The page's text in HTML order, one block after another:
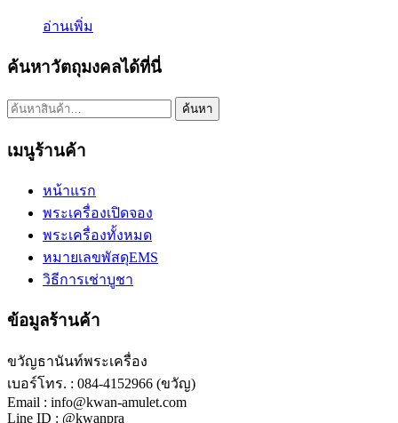
อ่านเพิ่ม
ค้นหาวัตถุมงคลได้ที่นี่
ค้นหา: ค้นหา
เมนูร้านค้า
หน้าแรก
พระเครื่องเปิดจอง
พระเครื่องทั้งหมด
หมายเลขพัสดุEMS
วิธีการเช่าบูชา
ข้อมูลร้านค้า
ขวัญธานันท์พระเครื่อง
เบอร์โทร. : 084-4152966 (ขวัญ)
Email : info@kwan-amulet.com
Line ID : @kwanpra